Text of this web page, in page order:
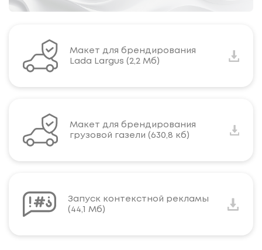
Макет для брендирования
Lada Largus (2,2 Мб)
Макет для брендирования
грузовой газели (630,8 кб)
Запуск контекстной рекламы
(44,1 Мб)